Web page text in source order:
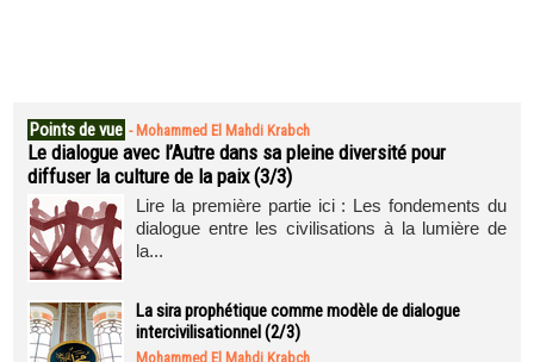
Points de vue - Mohammed El Mahdi Krabch
Le dialogue avec l’Autre dans sa pleine diversité pour
diffuser la culture de la paix (3/3)
Lire la première partie ici : Les fondements du
dialogue entre les civilisations à la lumière de
la...
La sira prophétique comme modèle de dialogue
intercivilisationnel (2/3)
Mohammed El Mahdi Krabch